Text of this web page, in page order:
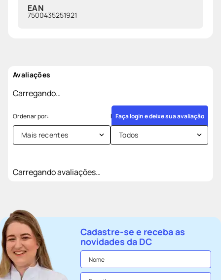
EAN
7500435251921
Avaliações
Carregando…
Faça login e deixe sua avaliação
Mais recentes Todos
Carregando avaliações…
Cadastre-se e receba as
novidades da DC